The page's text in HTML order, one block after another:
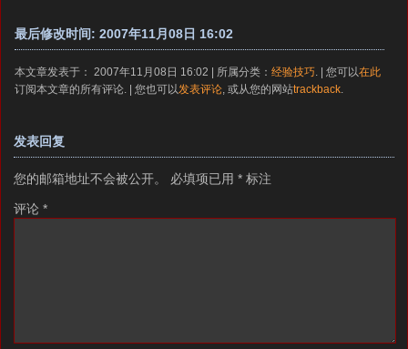
最后修改时间: 2007年11月08日 16:02
本文章发表于： 2007年11月08日 16:02 | 所属分类：经验技巧 . | 您可以在此
订阅本文章的所有评论. | 您也可以 发表评论 , 或从您的网站trackback
发表回复
您的邮箱地址不会被公开。 必填项已用 * 标注
评论 *